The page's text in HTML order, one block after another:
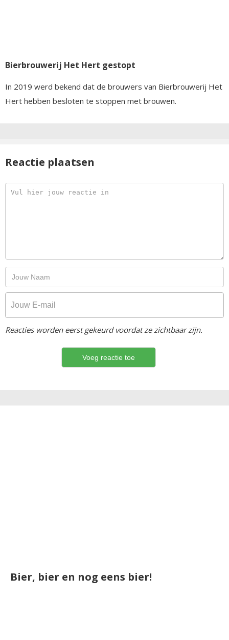
Bierbrouwerij Het Hert gestopt
In 2019 werd bekend dat de brouwers van Bierbrouwerij Het
Hert hebben besloten te stoppen met brouwen.
Reactie plaatsen
Reacties worden eerst gekeurd voordat ze zichtbaar zijn.
Bier, bier en nog eens bier!